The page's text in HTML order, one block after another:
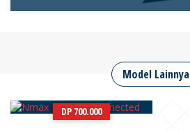
Model Lainnya
DP 700.000